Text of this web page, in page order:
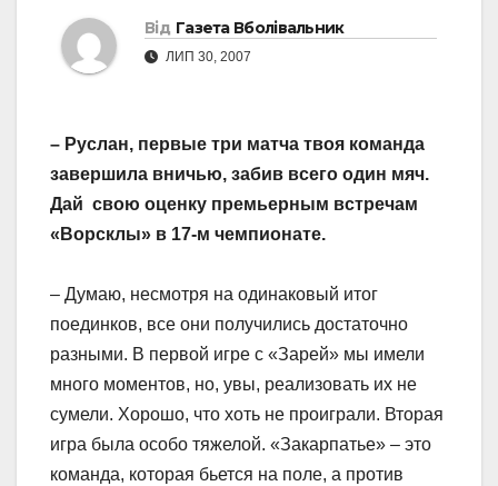
Від Газета Вболівальник
ЛИП 30, 2007
– Руслан, первые три матча твоя команда
завершила вничью, забив всего один мяч.
Дай свою оценку премьерным встречам
«Ворсклы» в 17-м чемпионате.
– Думаю, несмотря на одинаковый итог
поединков, все они получились достаточно
разными. В первой игре с «Зарей» мы имели
много моментов, но, увы, реализовать их не
сумели. Хорошо, что хоть не проиграли. Вторая
игра была особо тяжелой. «Закарпатье» – это
команда, которая бьется на поле, а против